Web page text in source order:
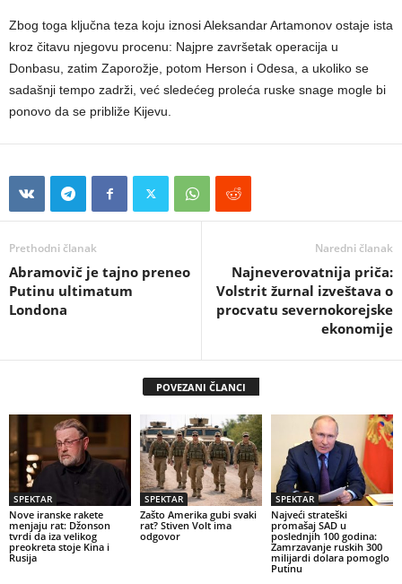
Zbog toga ključna teza koju iznosi Aleksandar Artamonov ostaje ista
kroz čitavu njegovu procenu: Najpre završetak operacija u
Donbasu, zatim Zaporožje, potom Herson i Odesa, a ukoliko se
sadašnji tempo zadrži, već sledećeg proleća ruske snage mogle bi
ponovo da se približe Kijevu.
Prethodni članak
Abramovič je tajno preneo
Putinu ultimatum
Londona
Naredni članak
Najneverovatnija priča:
Volstrit žurnal izveštava o
procvatu severnokorejske
ekonomije
POVEZANI ČLANCI
SPEKTAR
Nove iranske rakete
menjaju rat: Džonson
tvrdi da iza velikog
preokreta stoje Kina i
Rusija
SPEKTAR
Zašto Amerika gubi svaki
rat? Stiven Volt ima
odgovor
SPEKTAR
Najveći strateški
promašaj SAD u
poslednjih 100 godina:
Zamrzavanje ruskih 300
milijardi dolara pomoglo
Putinu